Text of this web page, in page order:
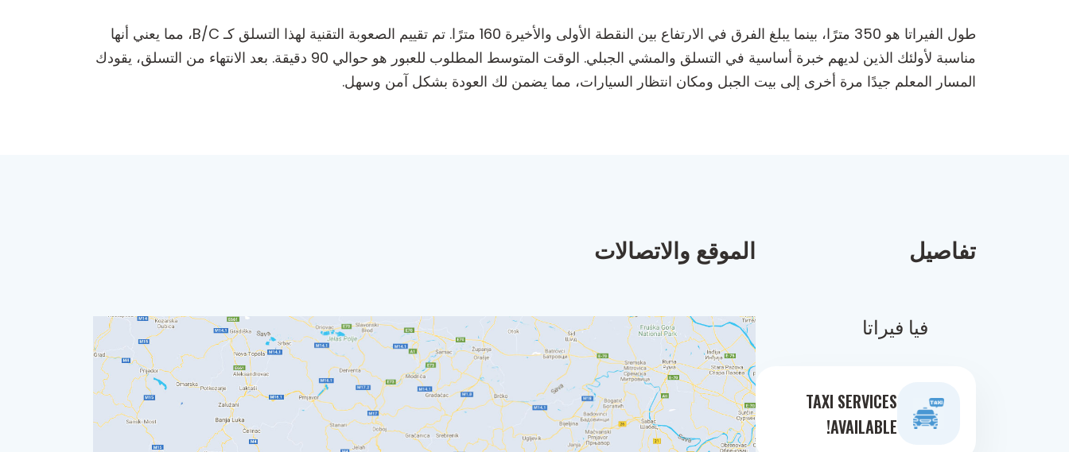
طول الفيراتا هو 350 مترًا، بينما يبلغ الفرق في الارتفاع بين النقطة الأولى والأخيرة 160 مترًا. تم تقييم الصعوبة التقنية لهذا التسلق كـ B/C، مما يعني أنها
مناسبة لأولئك الذين لديهم خبرة أساسية في التسلق والمشي الجبلي. الوقت المتوسط المطلوب للعبور هو حوالي 90 دقيقة. بعد الانتهاء من التسلق، يقودك
المسار المعلم جيدًا مرة أخرى إلى بيت الجبل ومكان انتظار السيارات، مما يضمن لك العودة بشكل آمن وسهل.
تفاصيل
فيا فيراتا
TAXI SERVICES
AVAILABLE!
الموقع والاتصالات